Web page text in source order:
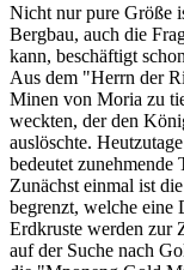
Nicht nur pure Größe
Bergbau, auch die
kann, beschäftigt
Aus dem "Herrn der
Minen von Moria zu
weckten, der den
auslöschte.
bedeutet zunehmende
Zunächst einmal ist
begrenzt, welche eine
Erdkruste werden zur
auf der Suche nach